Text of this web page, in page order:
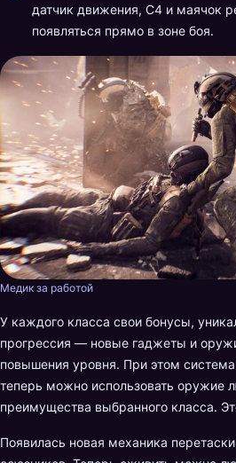
датчик движения, C4 и маячок
появляться прямо в зоне боя.
Медик за работой
У каждого класса свои бонусы,
прогрессия — новые гаджеты и
повышения уровня. При этом система
теперь можно использовать оружие
преимущества выбранного класса.
Появилась новая механика